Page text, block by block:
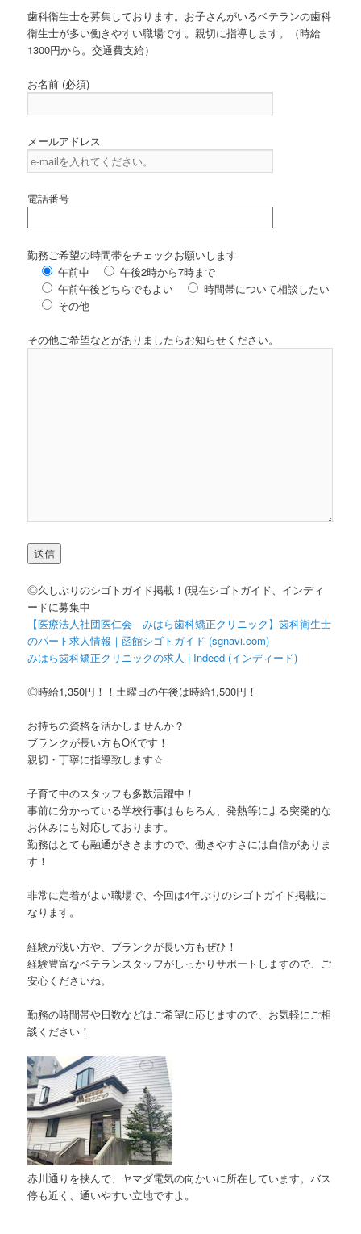
動
歯科衛生士を募集しております。お子さんがいるベテランの歯科
衛生士が多い働きやすい職場です。親切に指導します。（時給
1300円から。交通費支給）
お名前 (必須)
メールアドレス
電話番号
勤務ご希望の時間帯をチェックお願いします
午前中
午後2時から7時まで
午前午後どちらでもよい
時間帯について相談したい
その他
その他ご希望などがありましたらお知らせください。
◎久しぶりのシゴトガイド掲載！(現在シゴトガイド、インディ
ードに募集中
【医療法人社団医仁会 みはら歯科矯正クリニック】歯科衛生士
のパート求人情報｜函館シゴトガイド (sgnavi.com)
みはら歯科矯正クリニックの求人 | Indeed (インディード)
◎時給1,350円！！土曜日の午後は時給1,500円！
お持ちの資格を活かしませんか？
ブランクが長い方もOKです！
親切・丁寧に指導致します☆
子育て中のスタッフも多数活躍中！
事前に分かっている学校行事はもちろん、発熱等による突発的な
お休みにも対応しております。
勤務はとても融通がききますので、働きやすさには自信がありま
す！
非常に定着がよい職場で、今回は4年ぶりのシゴトガイド掲載に
なります。
経験が浅い方や、ブランクが長い方もぜひ！
経験豊富なベテランスタッフがしっかりサポートしますので、ご
安心くださいね。
勤務の時間帯や日数などはご希望に応じますので、お気軽にご相
談ください！
赤川通りを挟んで、ヤマダ電気の向かいに所在しています。バス
停も近く、通いやすい立地ですよ。